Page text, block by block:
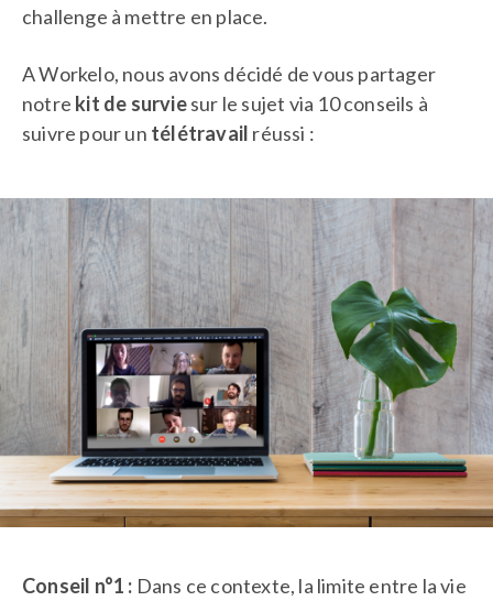
challenge à mettre en place.
A Workelo, nous avons décidé de vous partager
notre kit de surviesur le sujet via 10 conseils à
suivre pour un télétravail réussi :
Conseil n°1 : Dans ce contexte, la limite entre la vie